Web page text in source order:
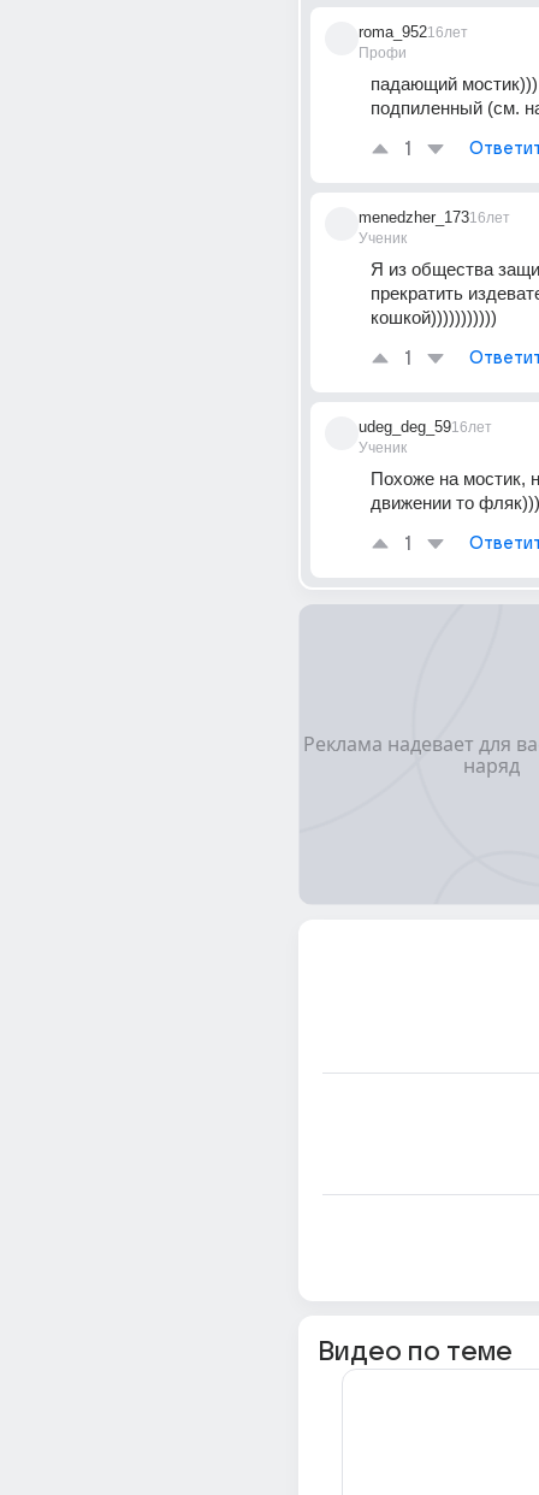
roma_952
Профи
16лет
падающий
подпиленный (см.
1
menedzher_173
Ученик
16лет
Я из общества
прекратить
кошкой)))))))))))
1
udeg_deg_59
Ученик
16лет
Похоже на мостик,
движении то фляк)))
1
Видео по теме